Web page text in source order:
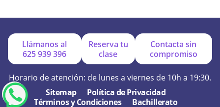
+ ¿Por qué online?
Llámanos al
625 939 396
Reserva tu
clase
Contacta sin
compromiso
Horario de atención: de lunes a viernes de 10h a 19:30.
Sitemap
Política de Privacidad
Términos y Condiciones
Bachillerato